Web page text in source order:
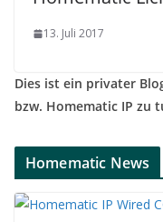
13. Juli 2017
Dies ist ein privater
bzw. Homematic IP zu
Homematic News